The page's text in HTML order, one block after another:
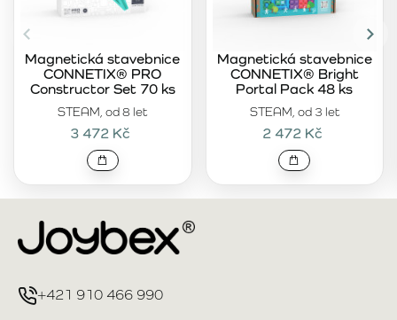
STEAM, od 8 let
Magnetická stavebnice
CONNETIX® PRO
Constructor Set 70 ks
3 472 Kč
STEAM, od 3 let
Magnetická stavebnice
CONNETIX® Bright
Portal Pack 48 ks
2 472 Kč
+421 910 466 990